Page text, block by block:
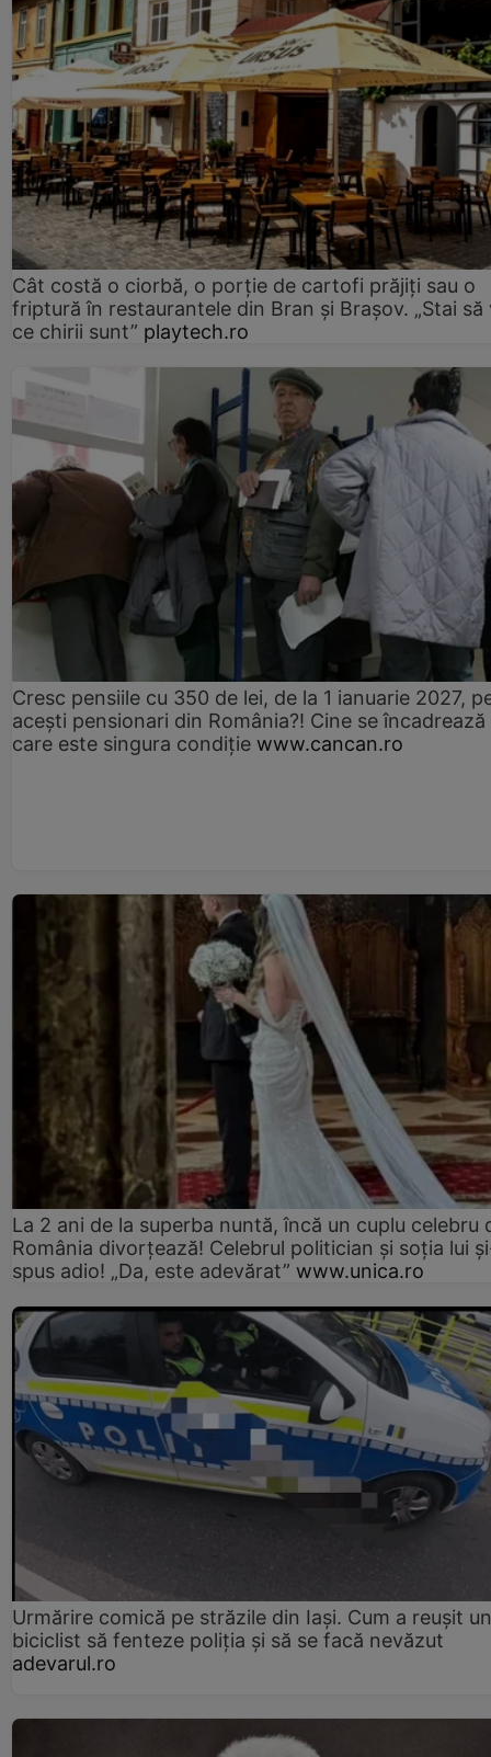
Cât costă o ciorbă, o porţie de cartofi prăjiţi sau o
friptură în restaurantele din Bran şi Braşov. „Stai să
ce chirii sunt” playtech.ro
Cresc pensiile cu 350 de lei, de la 1 ianuarie 2027,
acești pensionari din România?! Cine se încadrează
care este singura condiție www.cancan.ro
La 2 ani de la superba nuntă, încă un cuplu celebru
România divorțează! Celebrul politician și soția lui
spus adio! „Da, este adevărat” www.unica.ro
Urmărire comică pe străzile din Iași. Cum a reușit un
biciclist să fenteze poliția și să se facă nevăzut
adevarul.ro